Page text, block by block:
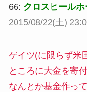
66: クロスヒール
2015/08/22(土)
ゲイツ(に限らず米
ところに大金を寄
なんとか基金作って